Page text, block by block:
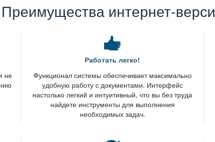
Преимущества интернет-
не
Работать легко!
Функционал системы обеспечивает максимально
удобную работу с документами. Интерфейс
настолько легкий и интуитивный, что вы без труда
найдете инструменты для выполнения
необходимых задач.